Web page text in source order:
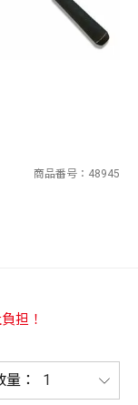
PREMIUM
商品番号 48945
担！